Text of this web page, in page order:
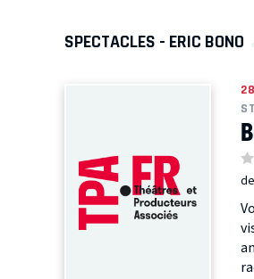
SPECTACLES - ERIC BONO